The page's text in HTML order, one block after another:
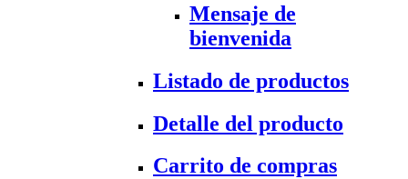
Mensaje de
bienvenida
Listado de productos
Detalle del producto
Carrito de compras